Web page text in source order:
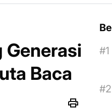
Generasi
Baca